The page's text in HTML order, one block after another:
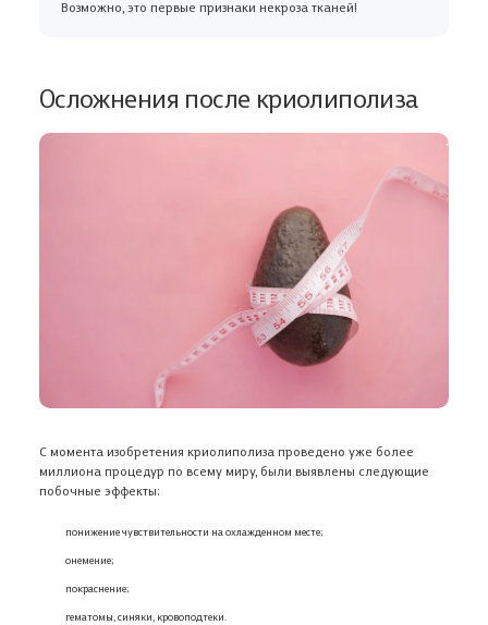
Возможно, это первые признаки некроза тканей!
Осложнения после криолиполиза
С момента изобретения криолиполиза проведено уже более
миллиона процедур по всему миру, были выявлены следующие
побочные эффекты:
понижение чувствительности на охлажденном месте;
онемение;
покраснение;
гематомы, синяки, кровоподтеки.